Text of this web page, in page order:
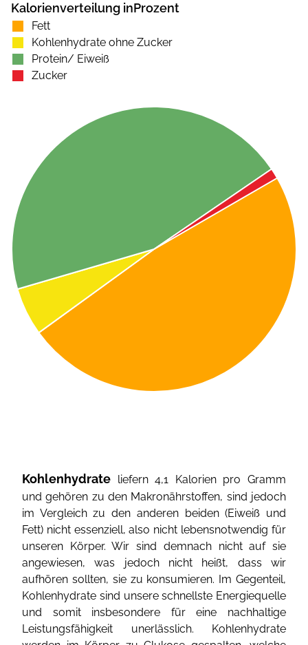
Kalorienverteilung inProzent
Fett
Kohlenhydrate ohne Zucker
Protein/ Eiweiß
Zucker
Kohlenhydrate liefern 4,1 Kalorien pro Gramm
und gehören zu den Makronährstoffen, sind jedoch
im Vergleich zu den anderen beiden (Eiweiß und
Fett) nicht essenziell, also nicht lebensnotwendig für
unseren Körper. Wir sind demnach nicht auf sie
angewiesen, was jedoch nicht heißt, dass wir
aufhören sollten, sie zu konsumieren. Im Gegenteil,
Kohlenhydrate sind unsere schnellste Energiequelle
und somit insbesondere für eine nachhaltige
Leistungsfähigkeit unerlässlich. Kohlenhydrate